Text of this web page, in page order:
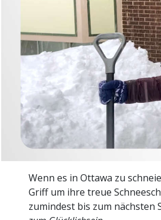
Liebe und Hass – Was ist Größe?
Wenn es in Ottawa zu
Griff um ihre treue
zumindest bis zum nächsten